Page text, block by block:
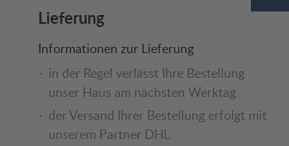
Lieferung
Informationen zur Lieferung
in der Regel verlässt Ihre Bestellung
unser Haus am nächsten Werktag
der Versand Ihrer Bestellung erfolgt mit
unserem Partner DHL